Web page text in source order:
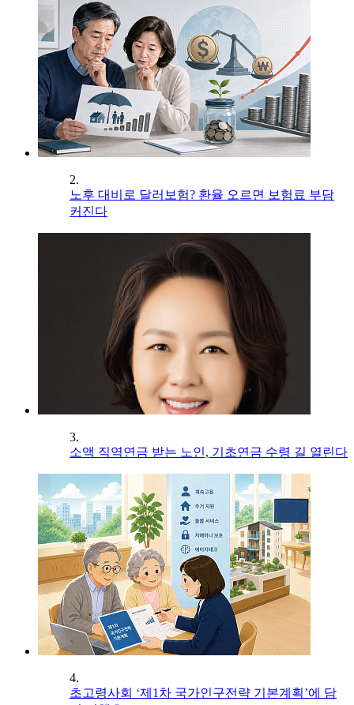
2.
노후 대비로 달러보험? 환율 오르면 보험료 부담
커진다
3.
소액 직역연금 받는 노인, 기초연금 수령 길 열린다
4.
초고령사회 ‘제1차 국가인구전략 기본계획’에 담